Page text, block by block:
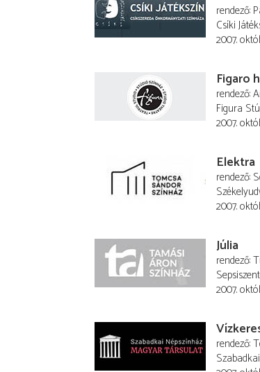
rendező
Csíki
2007.
Figaro
rendező
Figura
2007.
Elektra
rendező
2007.
Júlia
rendező
2007.
rendező